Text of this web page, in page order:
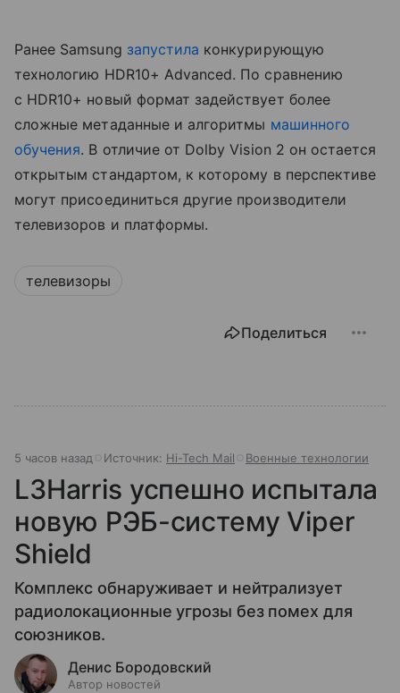
Ранее Samsung запустила конкурирующую
технологию HDR10+ Advanced. По сравнению
с HDR10+ новый формат задействует более
сложные метаданные и алгоритмы машинного
обучения. В отличие от Dolby Vision 2 он остается
открытым стандартом, к которому в перспективе
могут присоединиться другие производители
телевизоров и платформы.
телевизоры
Поделиться
5 часов назад Источник: Hi-Tech Mail Военные технологии
L3Harris успешно испытала
новую РЭБ-систему Viper
Shield
Комплекс обнаруживает и нейтрализует
радиолокационные угрозы без помех для
союзников.
Денис Бородовский
Автор новостей